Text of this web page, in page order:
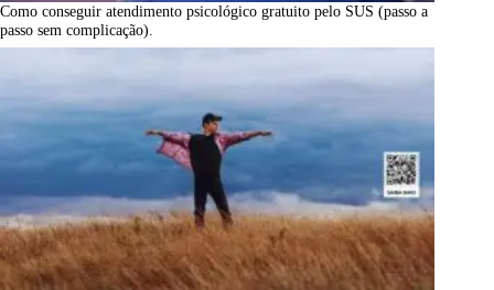
Como conseguir atendimento psicológico gratuito pelo SUS (passo a
passo sem complicação).